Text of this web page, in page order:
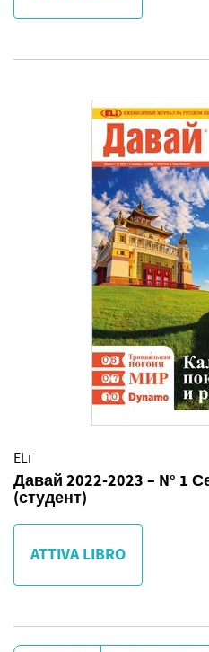
ELi
Давай 2022-2023 – N° 1
(студент)
ATTIVA LIBRO